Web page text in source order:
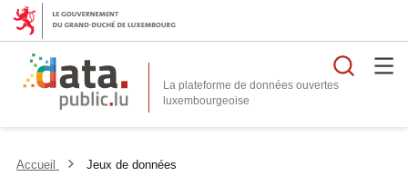
La plateforme de données ouvertes
Accueil Jeux de données